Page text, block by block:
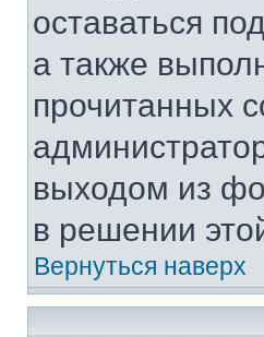
оставаться
а также
прочитанных
выходом из
в решении
Вернуться наверх